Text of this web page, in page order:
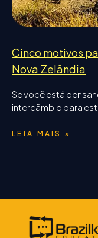
Cinco motivos
Nova Zelândia
Se você está
intercâmbio para
LEIA MAIS »